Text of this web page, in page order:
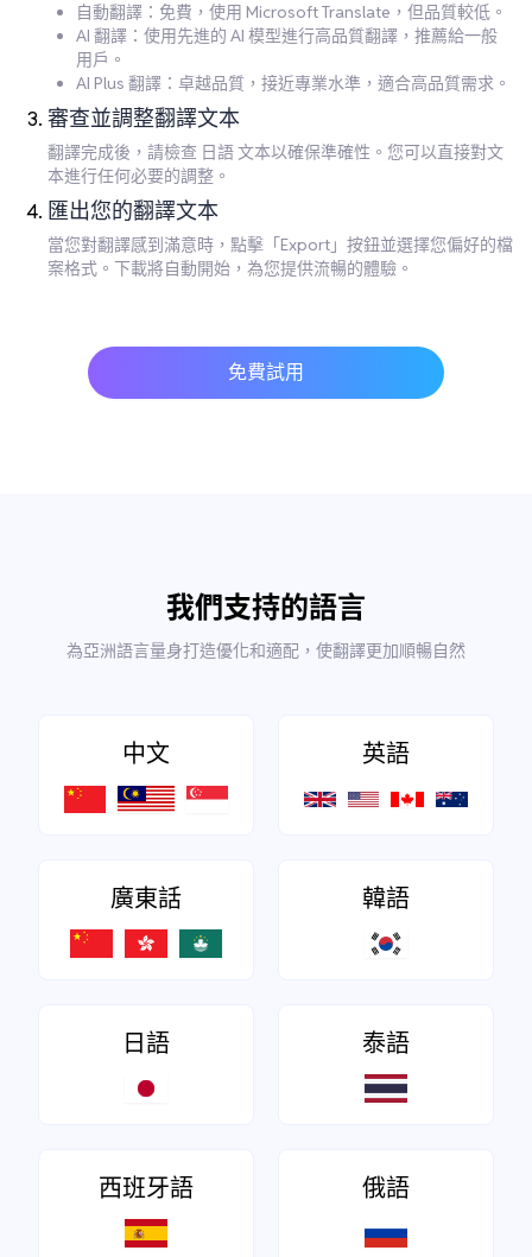
自動翻譯：免費，使用 Microsoft Translate，但品質較低。
AI 翻譯：使用先進的 AI 模型進行高品質翻譯，推薦給一般
用戶。
AI Plus 翻譯：卓越品質，接近專業水準，適合高品質需求。
審查並調整翻譯文本
翻譯完成後，請檢查 日語 文本以確保準確性。您可以直接對文
本進行任何必要的調整。
匯出您的翻譯文本
當您對翻譯感到滿意時，點擊「Export」按鈕並選擇您偏好的檔
案格式。下載將自動開始，為您提供流暢的體驗。
免費試用
我們支持的語言
為亞洲語言量身打造優化和適配，使翻譯更加順暢自然
中文 英語
廣東話 韓語
日語 泰語
西班牙語 俄語